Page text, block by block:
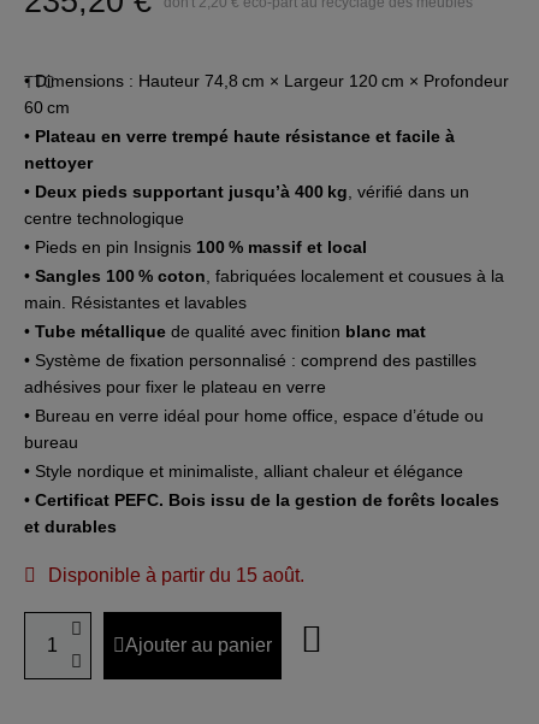
TTC
• Dimensions : Hauteur 74,8 cm × Largeur 120 cm × Profondeur
60 cm
• Plateau en verre trempé haute résistance et facile à
nettoyer
• Deux pieds supportant jusqu’à 400 kg, vérifié dans un
centre technologique
• Pieds en pin Insignis 100 % massif et local
• Sangles 100 % coton, fabriquées localement et cousues à la
main. Résistantes et lavables
• Tube métallique de qualité avec finition blanc mat
• Système de fixation personnalisé : comprend des pastilles
adhésives pour fixer le plateau en verre
• Bureau en verre idéal pour home office, espace d’étude ou
bureau
• Style nordique et minimaliste, alliant chaleur et élégance
• Certificat PEFC. Bois issu de la gestion de forêts locales
et durables
Disponible à partir du 15 août.
Ajouter au panier